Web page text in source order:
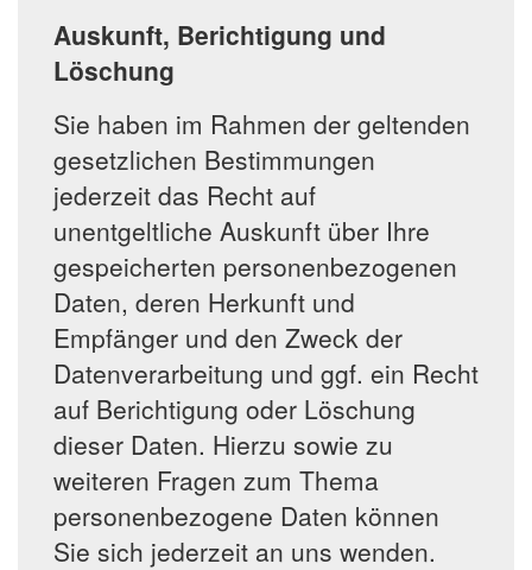
Auskunft, Berichtigung und
Löschung
Sie haben im Rahmen der geltenden
gesetzlichen Bestimmungen
jederzeit das Recht auf
unentgeltliche Auskunft über Ihre
gespeicherten personenbezogenen
Daten, deren Herkunft und
Empfänger und den Zweck der
Datenverarbeitung und ggf. ein Recht
auf Berichtigung oder Löschung
dieser Daten. Hierzu sowie zu
weiteren Fragen zum Thema
personenbezogene Daten können
Sie sich jederzeit an uns wenden.